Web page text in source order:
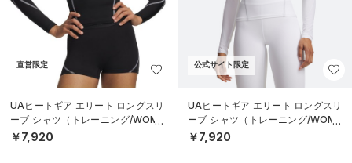
直営限定
UAヒートギア エリート ロングスリ
ーブ シャツ（トレーニング/WOME
N）
￥7,920
公式サイト限定
UAヒートギア エリート ロングスリ
ーブ シャツ（トレーニング/WOME
N）
￥7,920